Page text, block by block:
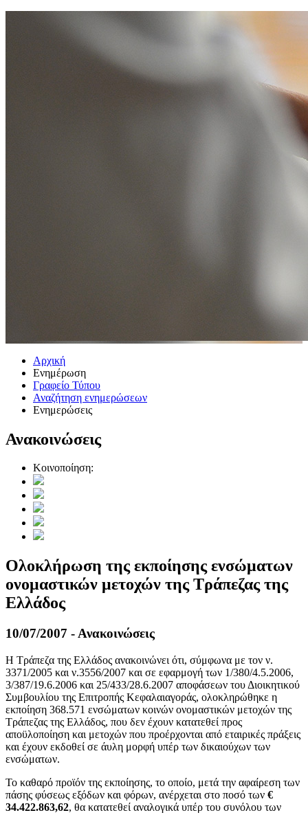
Αρχική
Ενημέρωση
Γραφείο Τύπου
Αναζήτηση ενημερώσεων
Ενημερώσεις
Ανακοινώσεις
Κοινοποίηση:
Ολοκλήρωση της εκποίησης ενσώματων
ονομαστικών μετοχών της Τράπεζας της
Ελλάδος
10/07/2007 - Ανακοινώσεις
Η Τράπεζα της Ελλάδος ανακοινώνει ότι, σύμφωνα με τον ν.
3371/2005 και ν.3556/2007 και σε εφαρμογή των 1/380/4.5.2006,
3/387/19.6.2006 και 25/433/28.6.2007 αποφάσεων του Διοικητικού
Συμβουλίου της Επιτροπής Κεφαλαιαγοράς, ολοκληρώθηκε η
εκποίηση 368.571 ενσώματων κοινών ονομαστικών μετοχών της
Τράπεζας της Ελλάδος, που δεν έχουν κατατεθεί προς
αποϋλοποίηση και μετοχών που προέρχονται από εταιρικές πράξεις
και έχουν εκδοθεί σε άυλη μορφή υπέρ των δικαιούχων των
ενσώματων.
Το καθαρό προϊόν της εκποίησης, το οποίο, μετά την αφαίρεση των
πάσης φύσεως εξόδων και φόρων, ανέρχεται στο ποσό των €
34.422.863,62, θα κατατεθεί αναλογικά υπέρ του συνόλου των